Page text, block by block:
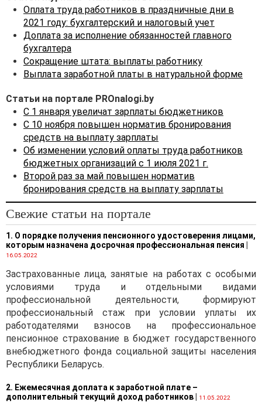
потребительских цен на
каждого работника исходя
из списочной численности
оплаты отпусков, выплаты
обязательных страховых
профессиональное
пенсионное страхование на
эти суммы в бюджет
государственного
внебюджетного фонда
социальной защиты
населения Республики
Беларусь, выходных
пособий, алиментов,
пособий по
государственному
социальному страхованию,
исчисленный из сумм,
удерживаемых в
бесспорном порядке и
подлежащих
налогообложению.
Бюджет прожиточного
минимума для
в ценах марта 2021 г.,
Оплата труда работников в праздничные дни в
2021 году: бухгалтерский и налоговый учет
Доплата за исполнение обязанностей главного
бухгалтера
Сокращение штата: выплаты работнику
Выплата заработной платы в натуральной форме
Статьи на портале PROnalogi.by
С 1 января увеличат зарплаты бюджетников
С 10 ноября повышен норматив бронирования
средств на выплату зарплаты
Об изменении условий оплаты труда работников
бюджетных организаций с 1 июля 2021 г.
Второй раз за май повышен норматив
бронирования средств на выплату зарплаты
Свежие статьи на портале
1. О порядке получения пенсионного удостоверения лицами,
которым назначена досрочная профессиональная пенсия
16.05.2022
Застрахованные лица, занятые на работах с особыми
условиями труда и отдельными видами
профессиональной деятельности, формируют
профессиональный стаж при условии уплаты их
работодателями взносов на профессиональное
пенсионное страхование в бюджет государственного
внебюджетного фонда социальной защиты населения
Республики Беларусь.
2. Ежемесячная доплата к заработной плате –
дополнительный текущий доход работников
11.05.2022